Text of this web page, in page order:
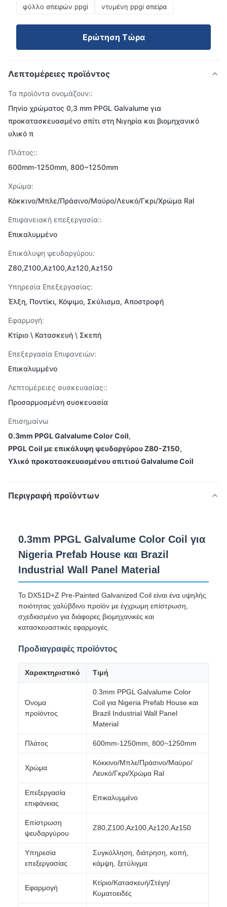
φύλλο σπειρών ppgi
ντυμένη ppgi σπείρα
Ερώτηση Τώρα
Λεπτομέρειες προϊόντος
Τα προϊόντα ονομάζουν::
Πηνίο χρώματος 0,3 mm PPGL Galvalume για
προκατασκευασμένο σπίτι στη Νιγηρία και βιομηχανικό
υλικό π
Πλάτος::
600mm-1250mm, 800~1250mm
Χρώμα:
Κόκκινο/Μπλε/Πράσινο/Μαύρο/Λευκό/Γκρι/Χρώμα Ral
Επιφανειακή επεξεργασία::
Επικαλυμμένο
Επικάλυψη ψευδαργύρου:
Z80,Z100,Az100,Az120,Az150
Υπηρεσία Επεξεργασίας:
Έλξη, Ποντίκι, Κόψιμο, Σκύλισμα, Αποστροφή
Εφαρμογή:
Κτίριο \ Κατασκευή \ Σκεπή
Επεξεργασία Επιφανειών:
Επικαλυμμένο
Λεπτομέρειες συσκευασίας::
Προσαρμοσμένη συσκευασία
Επισημαίνω
0.3mm PPGL Galvalume Color Coil,
PPGL Coil με επικάλυψη ψευδαργύρου Z80-Z150,
Υλικό προκατασκευασμένου σπιτιού Galvalume Coil
Περιγραφή προϊόντων
0.3mm PPGL Galvalume Color Coil για
Nigeria Prefab House και Brazil
Industrial Wall Panel Material
Το DX51D+Z Pre-Painted Galvanized Coil είναι ένα υψηλής
ποιότητας χαλύβδινο προϊόν με έγχρωμη επίστρωση,
σχεδιασμένο για διάφορες βιομηχανικές και
κατασκευαστικές εφαρμογές.
Προδιαγραφές προϊόντος
Χαρακτηριστικό Τιμή
Όνομα
προϊόντος
0.3mm PPGL Galvalume Color
Coil για Nigeria Prefab House και
Brazil Industrial Wall Panel
Material
Πλάτος 600mm-1250mm, 800~1250mm
Χρώμα
Κόκκινο/Μπλε/Πράσινο/Μαύρο/
Λευκό/Γκρι/Χρώμα Ral
Επεξεργασία
επιφάνειας
Επικαλυμμένο
Επίστρωση
ψευδαργύρου
Z80,Z100,Az100,Az120,Az150
Υπηρεσία
επεξεργασίας
Συγκόλληση, διάτρηση, κοπή,
κάμψη, ξετύλιγμα
Εφαρμογή
Κτίριο/Κατασκευή/Στέγη/
Κυματοειδές